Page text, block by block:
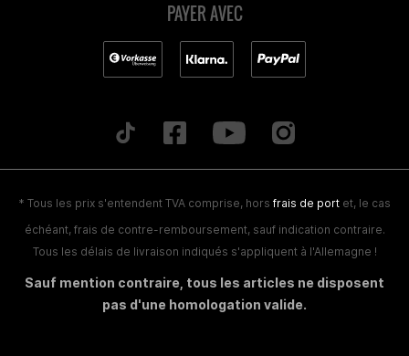
PAYER AVEC
* Tous les prix s'entendent TVA comprise, hors frais de port et, le cas
échéant, frais de contre-remboursement, sauf indication contraire.
Tous les délais de livraison indiqués s'appliquent à l'Allemagne !
Sauf mention contraire, tous les articles ne disposent
pas d'une homologation valide.